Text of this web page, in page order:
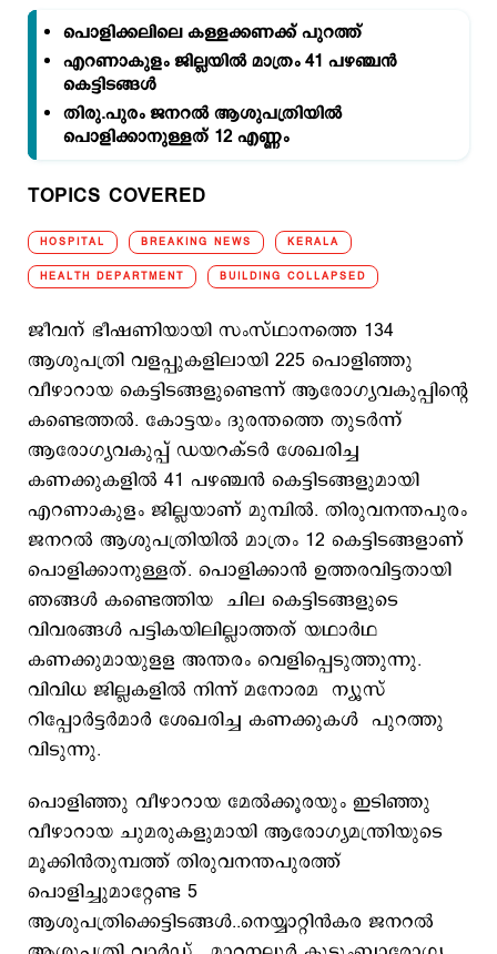
TOPICS COVERED
HOSPITAL BREAKING NEWS KERALA
HEALTH DEPARTMENT BUILDING COLLAPSED
പൊളിക്കലിലെ കള്ളക്കണക്ക് പുറത്ത്
എറണാകുളം ജില്ലയില്‍ മാത്രം 41 പഴഞ്ചന്‍
കെട്ടിടങ്ങള്‍
തിരു.പുരം ജനറല്‍ ആശുപത്രിയില്‍
പൊളിക്കാനുള്ളത് 12 എണ്ണം
ജീവന് ഭീഷണിയായി സംസ്ഥാനത്തെ 134
ആശുപത്രി വളപ്പുകളിലായി 225 പൊളിഞ്ഞു
വീഴാറായ കെട്ടിടങ്ങളുണ്ടെന്ന് ആരോഗ്യവകുപ്പിന്‍റെ
കണ്ടെത്തല്‍. കോട്ടയം ദുരന്തത്തെ തുടര്‍ന്ന്
ആരോഗ്യവകുപ്പ് ഡയറക്ടര്‍ ശേഖരിച്ച
കണക്കുകളില്‍ 41 പഴഞ്ചന്‍ കെട്ടിടങ്ങളുമായി
എറണാകുളം ജില്ലയാണ് മുമ്പില്‍. തിരുവനന്തപുരം
ജനറല്‍ ആശുപത്രിയില്‍ മാത്രം 12 കെട്ടിടങ്ങളാണ്
പൊളിക്കാനുള്ളത്. പൊളിക്കാന്‍ ഉത്തരവിട്ടതായി
ഞങ്ങള്‍ കണ്ടെത്തിയ ചില കെട്ടിടങ്ങളുടെ
വിവരങ്ങള്‍ പട്ടികയിലില്ലാത്തത് യഥാര്‍ഥ
കണക്കുമായുളള അന്തരം വെളിപ്പെടുത്തുന്നു.
വിവിധ ജില്ലകളില്‍ നിന്ന് മനോരമ ന്യൂസ്
റിപ്പോര്‍ട്ടര്‍മാര്‍ ശേഖരിച്ച കണക്കുകള്‍ പുറത്തു
വിടുന്നു.
പൊളിഞ്ഞു വീഴാറായ മേല്‍ക്കൂരയും ഇടിഞ്ഞു
വീഴാറായ ചുമരുകളുമായി ആരോഗ്യമന്ത്രിയുടെ
മൂക്കിന്‍തുമ്പത്ത് തിരുവനന്തപുരത്ത്
പൊളിച്ചുമാറ്റേണ്ട 5
ആശുപത്രിക്കെട്ടിടങ്ങള്‍..നെയ്യാറ്റിന്‍കര ജനറല്‍